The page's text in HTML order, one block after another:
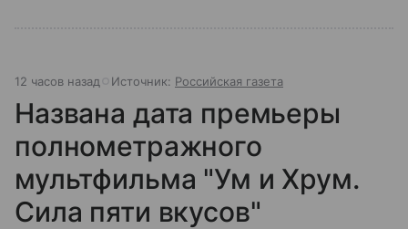
12 часов назад Источник: Российская газета
Названа дата премьеры
полнометражного
мультфильма "Ум и Хрум.
Сила пяти вкусов"